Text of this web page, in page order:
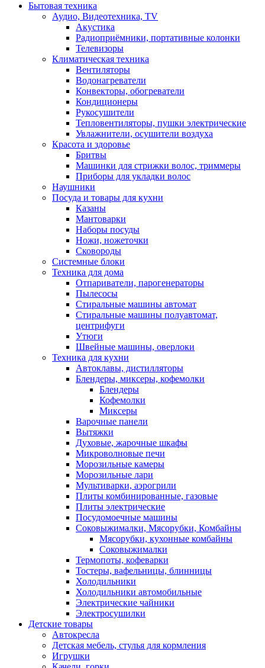
Бытовая техника
Аудио, Видеотехника, TV
Акустика
Радиоприёмники, портативные колонки
Телевизоры
Климатическая техника
Вентиляторы
Водонагреватели
Конвекторы, обогреватели
Кондиционеры
Рукосушители
Тепловентиляторы, пушки электрические
Увлажнители, осушители воздуха
Красота и здоровье
Бритвы
Машинки для стрижки волос, триммеры
Приборы для укладки волос
Наушники
Посуда и товары для кухни
Казаны
Мантоварки
Наборы посуды
Ножи, ножеточки
Сковороды
Системные блоки
Техника для дома
Отпариватели, парогенераторы
Пылесосы
Стиральные машины автомат
Стиральные машины полуавтомат,
центрифуги
Утюги
Швейные машины, оверлоки
Техника для кухни
Автоклавы, дистилляторы
Блендеры, миксеры, кофемолки
Блендеры
Кофемолки
Миксеры
Варочные панели
Вытяжки
Духовые, жарочные шкафы
Микроволновые печи
Морозильные камеры
Морозильные лари
Мультиварки, аэрогрили
Плиты комбинированные, газовые
Плиты электрические
Посудомоечные машины
Соковыжималки, Мясорубки, Комбайны
Мясорубки, кухонные комбайны
Соковыжималки
Термопоты, кофеварки
Тостеры, вафельницы, блинницы
Холодильники
Холодильники автомобильные
Электрические чайники
Электросушилки
Детские товары
Автокресла
Детская мебель, стулья для кормления
Игрушки